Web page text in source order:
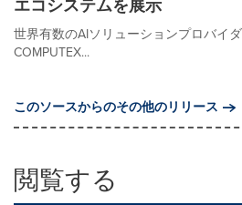
エコシステムを展示
世界有数のAIソリューションプロバイ
COMPUTEX...
このソースからのその他のリリース
閲覧する